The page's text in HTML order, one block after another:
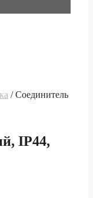
/ Соединитель
IP44,